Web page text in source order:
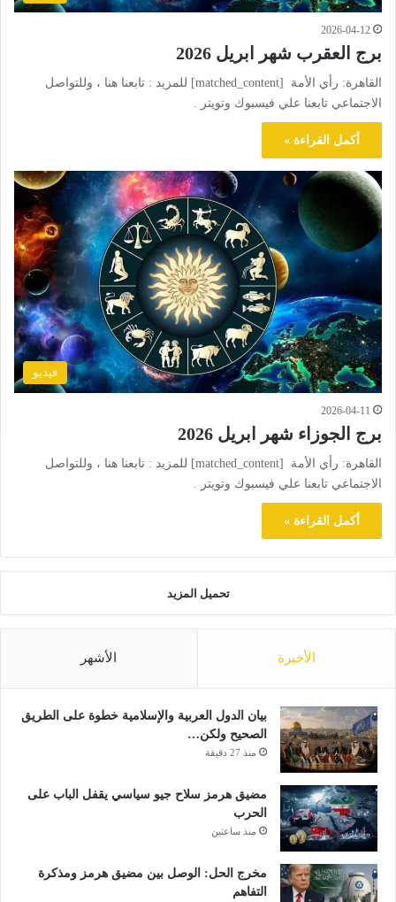
2026-04-12
برج العقرب شهر ابريل 2026
القاهرة: رأي الأمة [matched_content] للمزيد : تابعنا هنا ، وللتواصل
الاجتماعي تابعنا علي فيسبوك وتويتر .
أكمل القراءة »
فيديو
2026-04-11
برج الجوزاء شهر ابريل 2026
القاهرة: رأي الأمة [matched_content] للمزيد : تابعنا هنا ، وللتواصل
الاجتماعي تابعنا علي فيسبوك وتويتر .
أكمل القراءة »
تحميل المزيد
الأخيرة الأشهر
بيان الدول العربية والإسلامية خطوة على الطريق
الصحيح ولكن…
منذ 27 دقيقة
مضيق هرمز سلاح جيو سياسي يقفل الباب على
الحرب
منذ ساعتين
مخرج الحل: الوصل بين مضيق هرمز ومذكرة
التفاهم